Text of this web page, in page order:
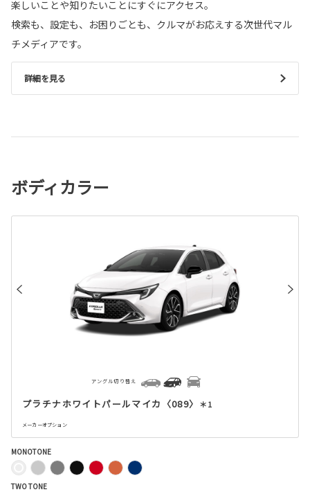
楽しいことや知りたいことにすぐにアクセス。
検索も、設定も、お困りごとも、クルマがお応えする次世代マル
チメディアです。
詳細を見る
ボディカラー
プラチナホワイトパールマイカ〈089〉 ＊1
メーカーオプション
アングル切り替え
MONOTONE
TWO TONE